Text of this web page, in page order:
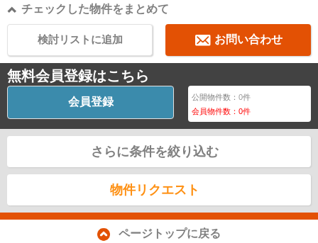
チェックした物件をまとめて
お問い合わせ
検討リストに追加
無料会員登録はこちら
会員登録 公開物件数：0件
会員物件数：0件
さらに条件を絞り込む
物件リクエスト
ページトップに戻る